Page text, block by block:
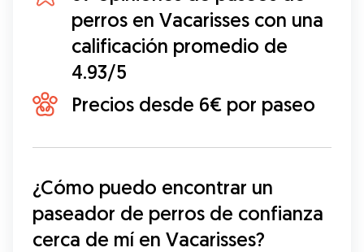
perros en Vacarisses con una
calificación promedio de
4.93/5
Precios desde 6€ por paseo
¿Cómo puedo encontrar un
paseador de perros de confianza
cerca de mí en Vacarisses?